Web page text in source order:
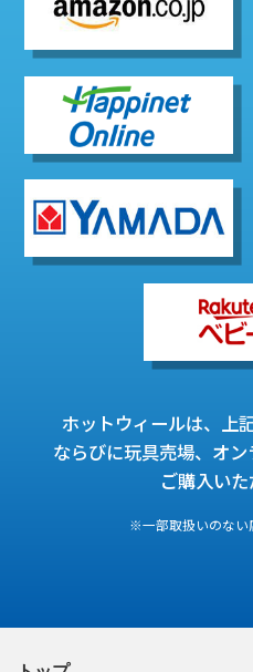
ホットウィールは、上
ならびに玩具売場、オ
ご購入いた
※一部取扱いのない